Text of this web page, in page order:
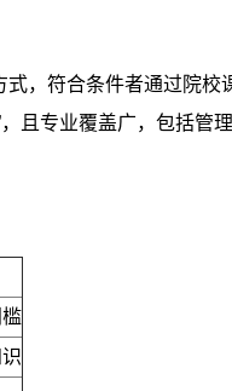
，符合条件者通过院校
且专业覆盖广，包括管